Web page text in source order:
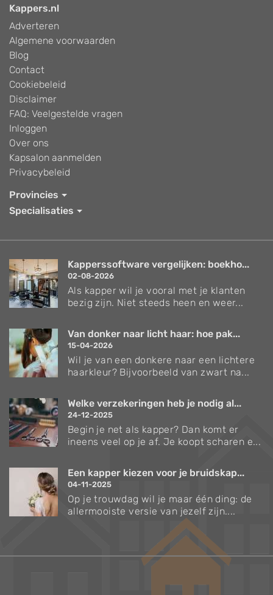
Kappers.nl
Adverteren
Algemene voorwaarden
Blog
Contact
Cookiebeleid
Disclaimer
FAQ: Veelgestelde vragen
Inloggen
Over ons
Kapsalon aanmelden
Privacybeleid
Provincies
Specialisaties
Kapperssoftware vergelijken: boekho...
02-08-2026
Als kapper wil je vooral met je klanten
bezig zijn. Niet steeds heen en weer...
Van donker naar licht haar: hoe pak...
15-04-2026
Wil je van een donkere naar een lichtere
haarkleur? Bijvoorbeeld van zwart na...
Welke verzekeringen heb je nodig al...
24-12-2025
Begin je net als kapper? Dan komt er
ineens veel op je af. Je koopt scharen e...
Een kapper kiezen voor je bruidskap...
04-11-2025
Op je trouwdag wil je maar één ding: de
allermooiste versie van jezelf zijn....